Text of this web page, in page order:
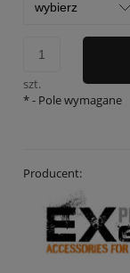
szt.
*- Pole wymagane
Producent: